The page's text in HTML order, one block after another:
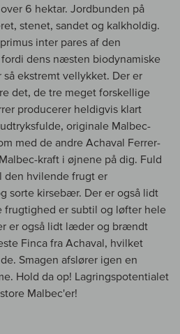
6 hektar. Jordbunden på
stenet, sandet og kalkholdig.
inter pares af den
dens næsten biodynamiske
ekstremt vellykket. Der er
det, de tre meget forskellige
producerer heldigvis klart
originale Malbec-
med de andre Achaval Ferrer-
kraft i øjnene på dig. Fuld
den hvilende frugt er
sorte kirsebær. Der er også lidt
frugtighed er subtil og løfter hele
er også lidt læder og brændt
Finca fra Achaval, hvilket
Smagen afslører igen en
Hold da op! Lagringspotentialet
Malbec'er!